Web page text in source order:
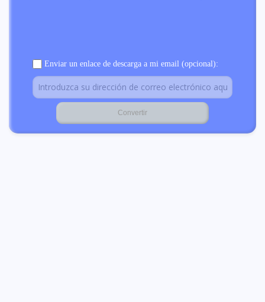
Enviar un enlace de descarga a mi email (opcional):